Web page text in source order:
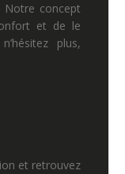
Notre concept
et de le
plus,
et retrouvez